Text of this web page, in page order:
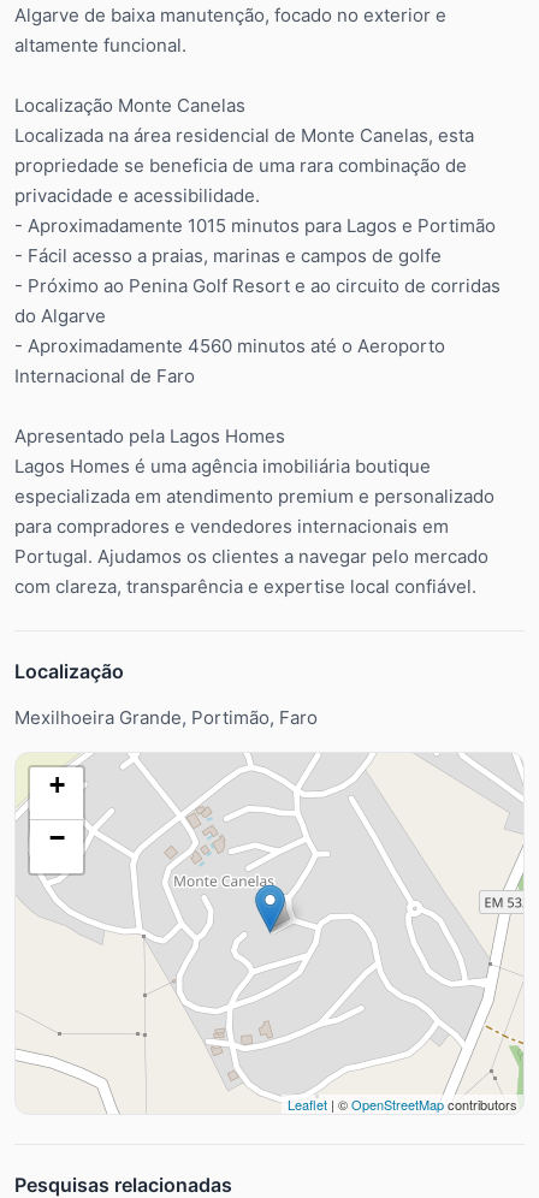
Algarve de baixa manutenção, focado no exterior e
altamente funcional.
Localização Monte Canelas
Localizada na área residencial de Monte Canelas, esta
propriedade se beneficia de uma rara combinação de
privacidade e acessibilidade.
- Aproximadamente 1015 minutos para Lagos e Portimão
- Fácil acesso a praias, marinas e campos de golfe
- Próximo ao Penina Golf Resort e ao circuito de corridas
do Algarve
- Aproximadamente 4560 minutos até o Aeroporto
Internacional de Faro
Apresentado pela Lagos Homes
Lagos Homes é uma agência imobiliária boutique
especializada em atendimento premium e personalizado
para compradores e vendedores internacionais em
Portugal. Ajudamos os clientes a navegar pelo mercado
com clareza, transparência e expertise local confiável.
Localização
Mexilhoeira Grande, Portimão, Faro
+
−
Leaflet | ©OpenStreetMapcontributors
Pesquisas relacionadas